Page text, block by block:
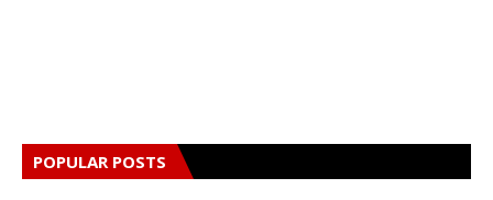
POPULAR POSTS